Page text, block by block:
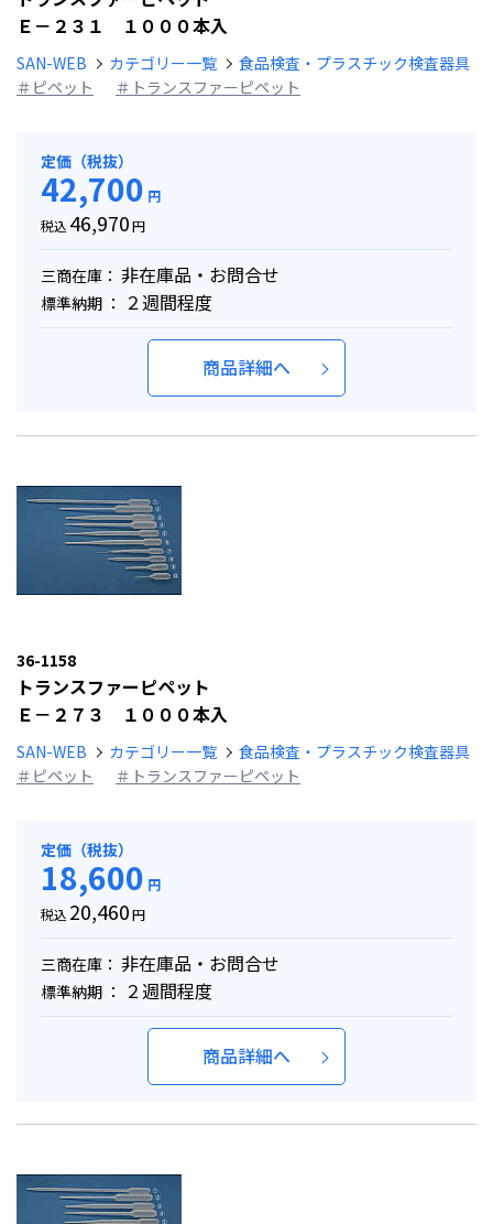
Ｅ－２３１ １０００本入
SAN-WEB カテゴリー一覧
食品検査・プラスチック検査器具
＃ピペット
＃トランスファーピペット
定価（税抜）
42,700 円
税込 46,970円
三商在庫： 非在庫品・お問合せ
標準納期 ： ２週間程度
商品詳細へ
36-1158
トランスファーピペット
Ｅ－２７３ １０００本入
SAN-WEB カテゴリー一覧
食品検査・プラスチック検査器具
＃ピペット
＃トランスファーピペット
定価（税抜）
18,600 円
税込 20,460円
三商在庫： 非在庫品・お問合せ
標準納期 ： ２週間程度
商品詳細へ